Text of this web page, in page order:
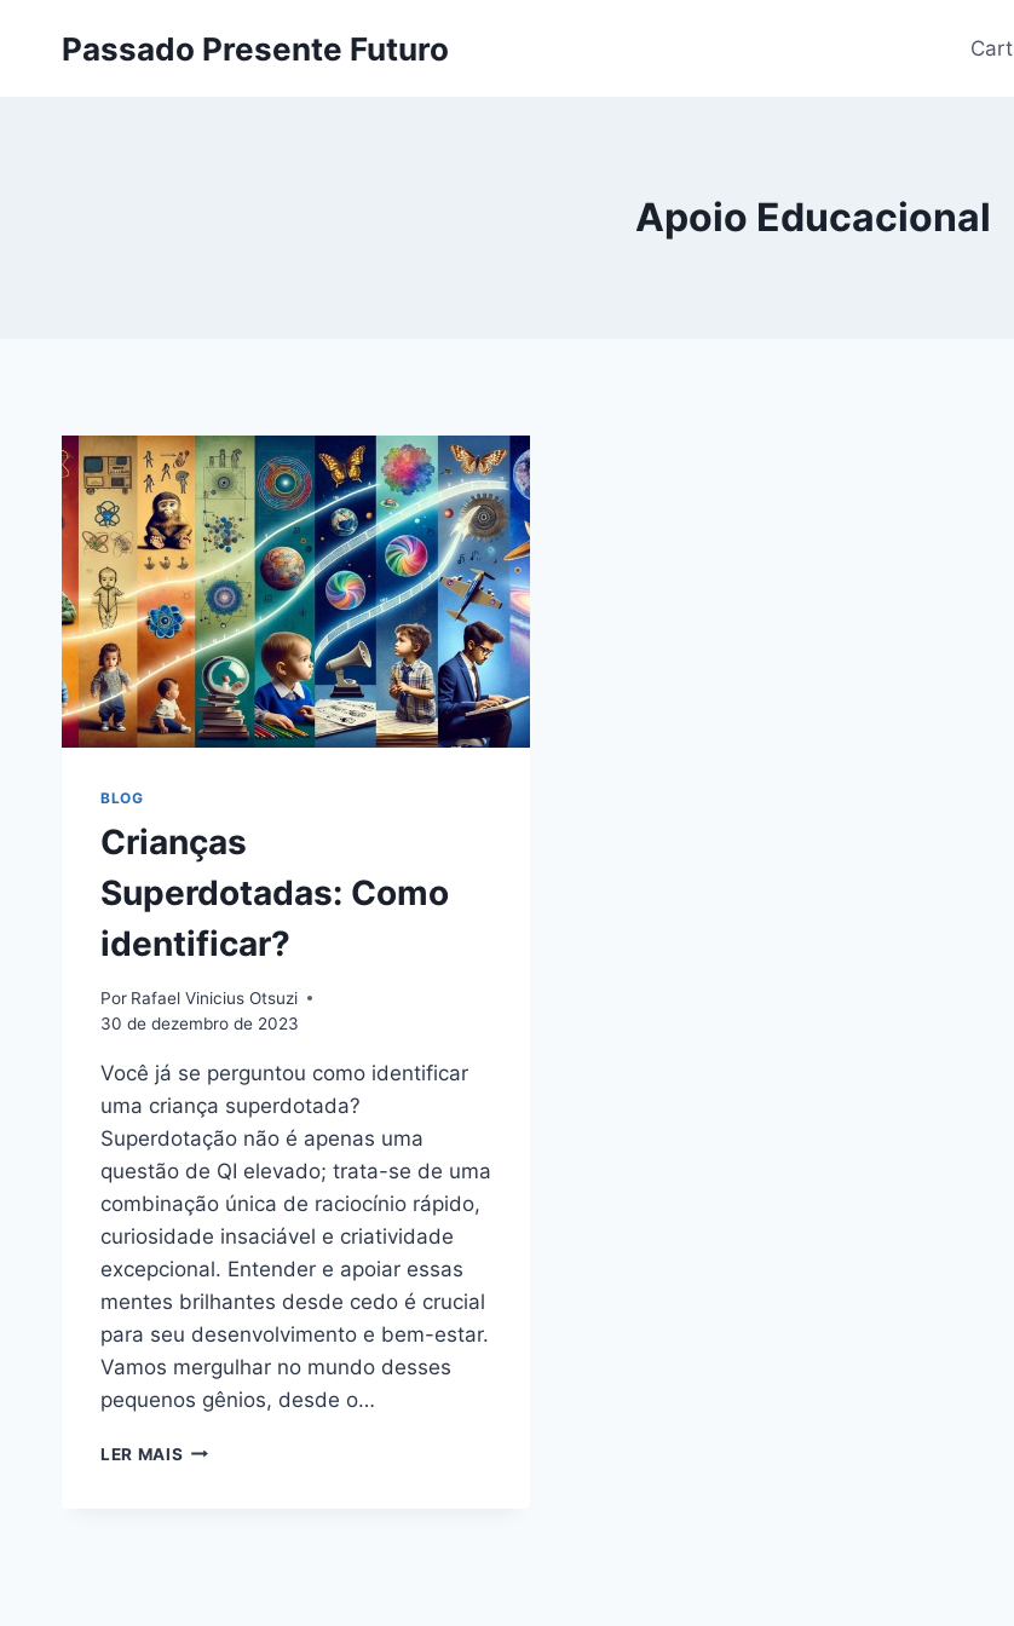
Passado Presente Futuro Cart
Apoio Educacional
BLOG
Crianças
Superdotadas: Como
identificar?
Por Rafael Vinicius Otsuzi
30 de dezembro de 2023
Você já se perguntou como identificar
uma criança superdotada?
Superdotação não é apenas uma
questão de QI elevado; trata-se de uma
combinação única de raciocínio rápido,
curiosidade insaciável e criatividade
excepcional. Entender e apoiar essas
mentes brilhantes desde cedo é crucial
para seu desenvolvimento e bem-estar.
Vamos mergulhar no mundo desses
pequenos gênios, desde o…
LER MAIS CRIANÇAS